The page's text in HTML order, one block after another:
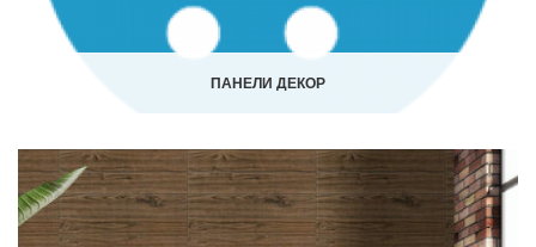
ПАНЕЛИ ДЕКОР